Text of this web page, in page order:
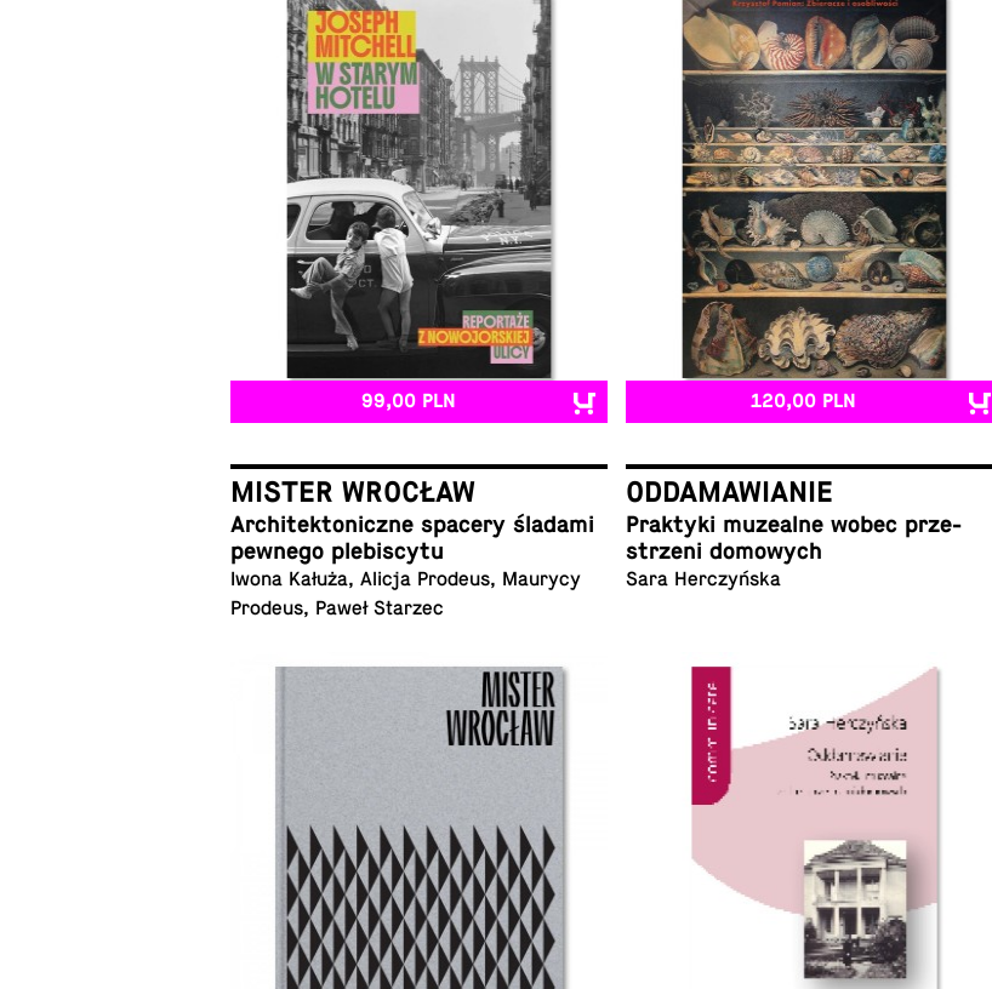
99,00 PLN 120,00 PLN
MISTER WROCŁAW
Ar­chi­tek­to­nicz­ne spacery śladami
pewnego plebiscytu
Iwona Kałuża, Alicja Prodeus, Maurycy
Prodeus, Paweł Starzec
ODDAMAWIANIE
Prak­ty­ki mu­ze­al­ne wobec prze­
strze­ni domowych
Sara Herczyńska